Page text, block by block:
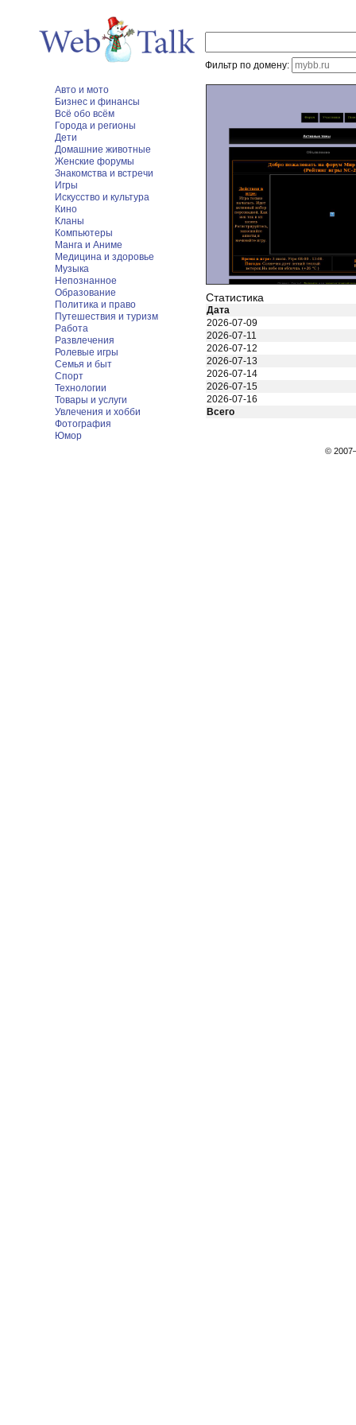
Фильтр по домену:
Авто и мото
Бизнес и финансы
Всё обо всём
Города и регионы
Дети
Домашние животные
Женские форумы
Знакомства и встречи
Игры
Искусство и культура
Кино
Кланы
Компьютеры
Манга и Аниме
Медицина и здоровье
Музыка
Непознанное
Образование
Политика и право
Путешествия и туризм
Работа
Развлечения
Ролевые игры
Семья и быт
Спорт
Технологии
Товары и услуги
Увлечения и хобби
Фотография
Юмор
Статистика
Дата
2026-07-09
2026-07-11
2026-07-12
2026-07-13
2026-07-14
2026-07-15
2026-07-16
Всего
©